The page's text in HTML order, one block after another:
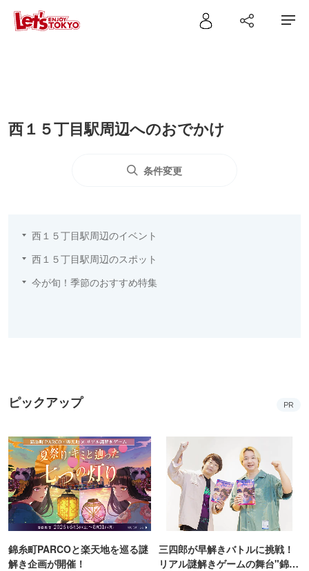
西１５丁目駅周辺へのおでかけ
条件変更
西１５丁目駅周辺のイベント
西１５丁目駅周辺のスポット
今が旬！季節のおすすめ特集
ピックアップ PR
錦糸町PARCOと楽天地を巡る謎
解き企画が開催！
三四郎が早解きバトルに挑戦！
リアル謎解きゲームの舞台"錦糸